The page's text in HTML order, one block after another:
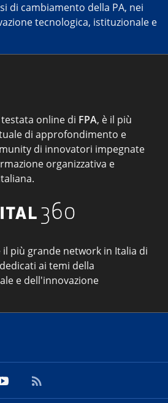
di cambiamento della PA, nei
tecnologica, istituzionale e
testata online di FPA, è il più
di approfondimento e
di innovatori impegnate
organizzativa e
il più grande network in Italia di
ai temi della
e dell'innovazione